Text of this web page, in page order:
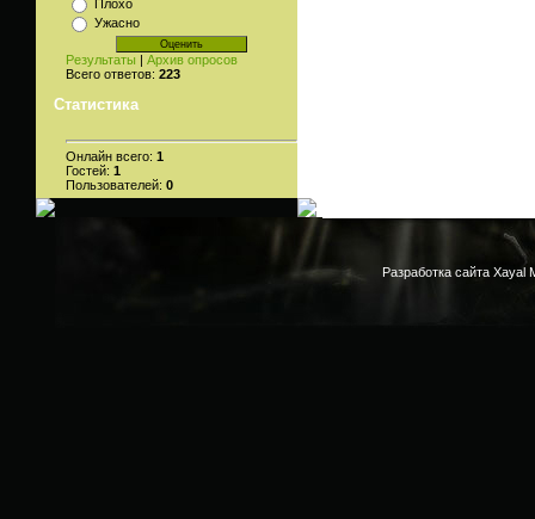
Плохо
Ужасно
Результаты | Архив опросов
Всего ответов: 223
Статистика
Онлайн всего: 1
Гостей: 1
Пользователей: 0
Разработка сайта Xayal